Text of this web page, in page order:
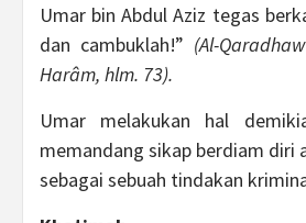
Umar bin Abdul Aziz tegas
dan cambuklah!” (Al-
Harâm, hlm. 73).
Umar melakukan hal
memandang sikap berdiam diri
sebagai sebuah tindakan